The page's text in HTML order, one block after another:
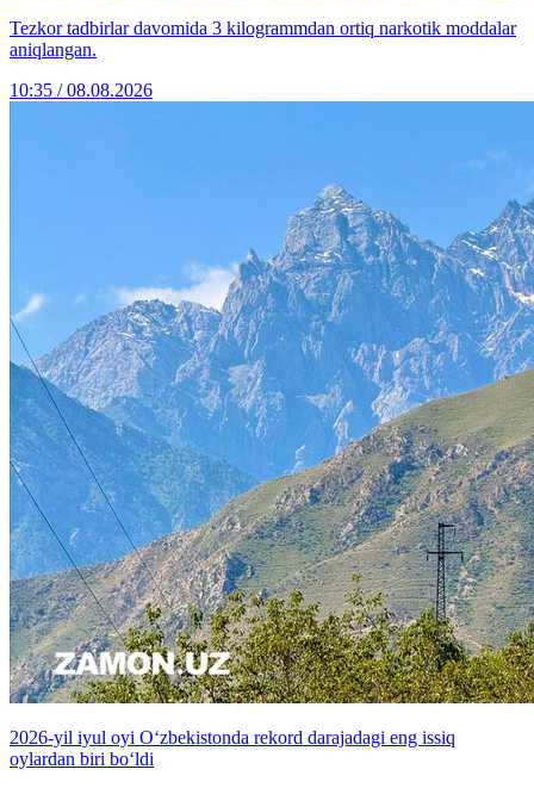
Tezkor tadbirlar davomida 3 kilogrammdan ortiq narkotik moddalar
aniqlangan.
10:35 / 08.08.2026
2026-yil iyul oyi O‘zbekistonda rekord darajadagi eng issiq
oylardan biri bo‘ldi